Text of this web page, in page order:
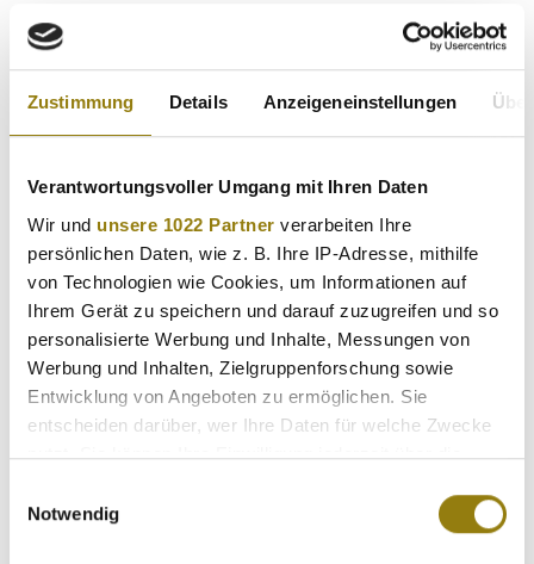
Zustimmung Details Anzeigeneinstellungen
Verantwortungsvoller Umgang mit Ihren Daten
Wir und unsere 1022 Partner verarbeiten Ihre
persönlichen Daten, wie z. B. Ihre IP-Adresse, mithilfe
von Technologien wie Cookies, um Informationen auf
Ihrem Gerät zu speichern und darauf zuzugreifen und so
personalisierte Werbung und Inhalte, Messungen von
Werbung und Inhalten, Zielgruppenforschung sowie
Entwicklung von Angeboten zu ermöglichen. Sie
entscheiden darüber, wer Ihre Daten für welche Zwecke
nutzt. Sie können Ihre Einwilligung jederzeit über die
Trigger Symbol ändern oder widerrufen
Notwendig